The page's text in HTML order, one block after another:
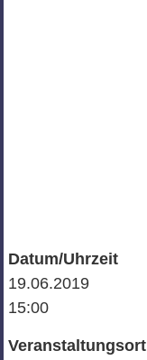
Datum/Uhrzeit
19.06.2019
15:00
Veranstaltungsort